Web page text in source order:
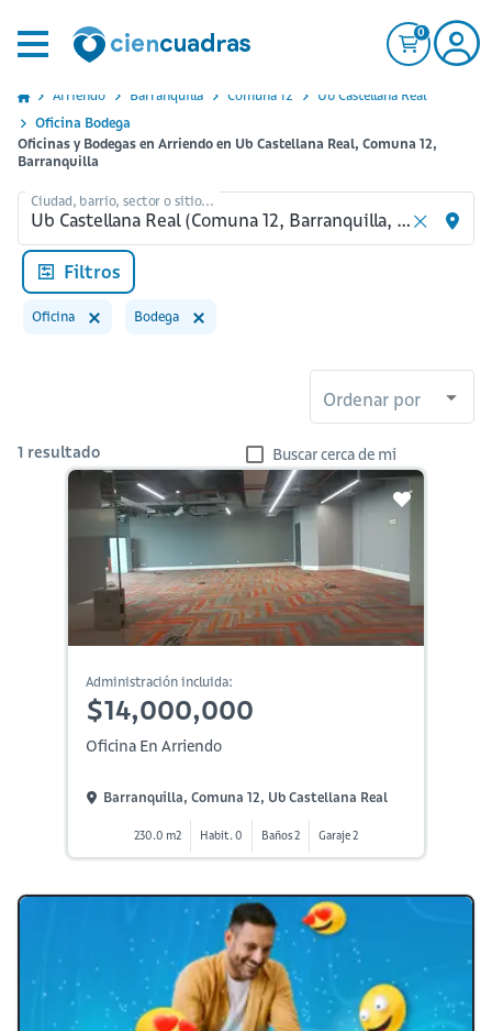
0
Arriendo Barranquilla Comuna 12
Ub Castellana Real
Oficina Bodega
Oficinas y Bodegas en Arriendo en Ub Castellana Real, Comuna 12,
Barranquilla
Ciudad, barrio, sector o sitio...
Filtros
Oficina Bodega
Ordenar por
1 resultado Buscar cerca de mi
Administración incluida:
$14,000,000
Oficina En Arriendo
Barranquilla, Comuna 12, Ub Castellana Real
230.0 m2 Habit. 0 Baños 2 Garaje 2